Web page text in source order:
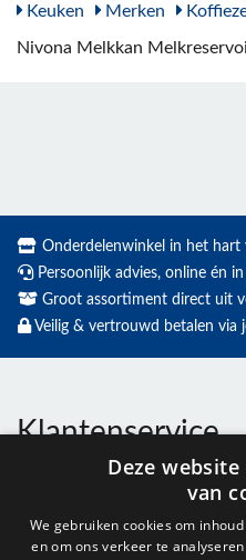
Keuken
Merken
Nivona Melkkan
Onderdelenwinkel in het hart
Persoonlijk advies, online én in
Groot assortiment direct uit
Veilig & vertrouwd betalen via
Klantenservice
Deze
van
We gebruiken cookies om
en om ons verkeer te